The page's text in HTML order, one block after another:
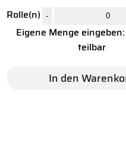
Rolle(n) -
Eigene Menge
teilbar
In den